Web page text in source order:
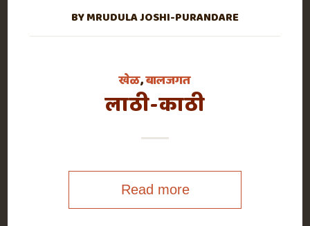
BYMRUDULA JOSHI-PURANDARE
खेळ,बालजगत
लाठी-काठी
Read more